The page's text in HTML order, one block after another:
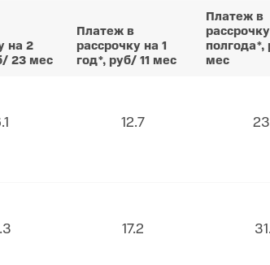
на 2
23 мес
Платеж в
рассрочку на 1
год*, руб/ 11 мес
Платеж в
полгода*,
мес
12.7
17.2